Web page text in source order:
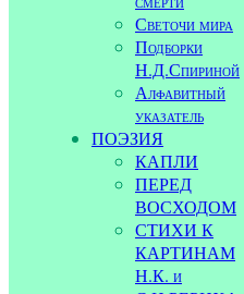
Светочи мира
Подборки
Н.Д.Спириной
Алфавитный
указатель
ПОЭЗИЯ
КАПЛИ
ПЕРЕД
ВОСХОДОМ
СТИХИ К
КАРТИНАМ
Н.К. и